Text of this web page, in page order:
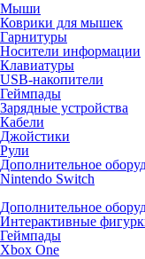
Мыши
Коврики для мышек
Гарнитуры
Носители информации
Клавиатуры
USB-накопители
Геймпады
Зарядные устройства
Кабели
Джойстики
Рули
Дополнительное
Nintendo Switch
Дополнительное
Интерактивные
Геймпады
Xbox One